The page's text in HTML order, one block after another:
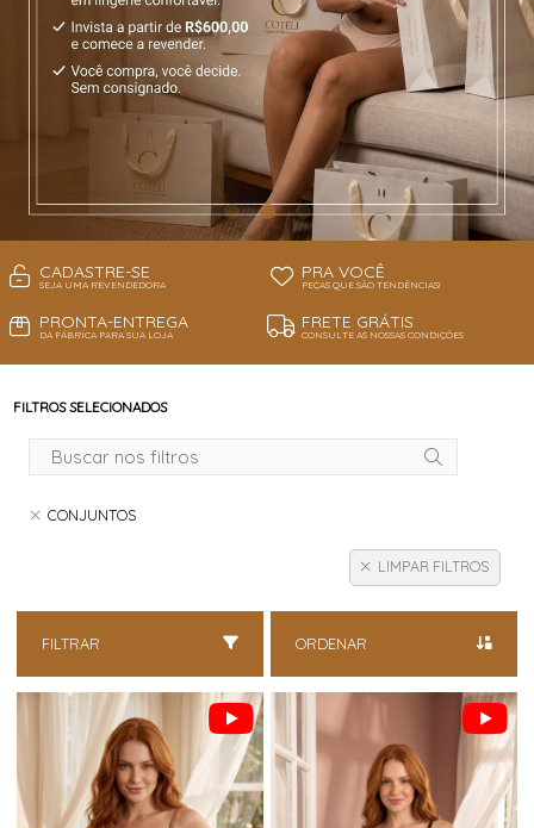
CADASTRE-SE
SEJA UMA REVENDEDORA
PRA VOCÊ
PEÇAS QUE SÃO TENDÊNCIAS!
PRONTA-ENTREGA
DA FÁBRICA PARA SUA LOJA
FRETE GRÁTIS
CONSULTE AS NOSSAS CONDIÇÕES
FILTROS SELECIONADOS
CONJUNTOS
LIMPAR FILTROS
FILTRAR ORDENAR